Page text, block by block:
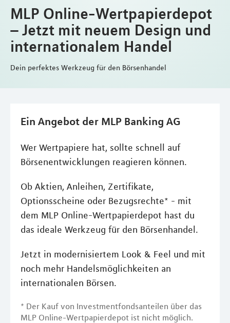
MLP Online-Wertpapierdepot
– Jetzt mit neuem Design und
internationalem Handel
Dein perfektes Werkzeug für den Börsenhandel
Ein Angebot der MLP Banking AG
Wer Wertpapiere hat, sollte schnell auf
Börsenentwicklungen reagieren können.
Ob Aktien, Anleihen, Zertifikate,
Optionsscheine oder Bezugsrechte* - mit
dem MLP Online-Wertpapierdepot hast du
das ideale Werkzeug für den Börsenhandel.
Jetzt in modernisiertem Look & Feel und mit
noch mehr Handelsmöglichkeiten an
internationalen Börsen.
* Der Kauf von Investmentfondsanteilen über das
MLP Online-Wertpapierdepot ist nicht möglich.